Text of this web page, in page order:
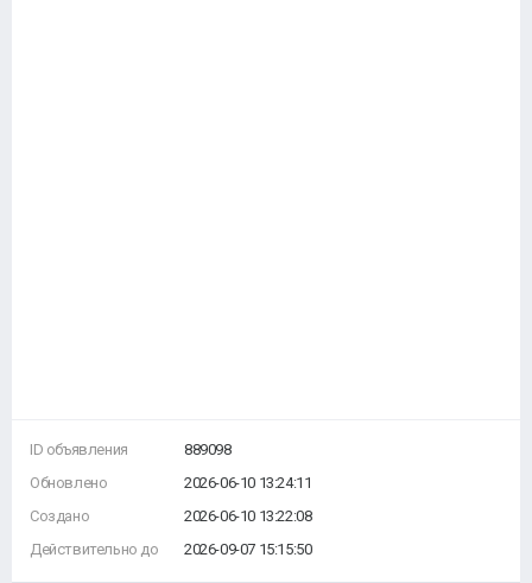
ID объявления
Обновлено
Создано
Действительно до
889098
2026-06-10 13:24:11
2026-06-10 13:22:08
2026-09-07 15:15:50